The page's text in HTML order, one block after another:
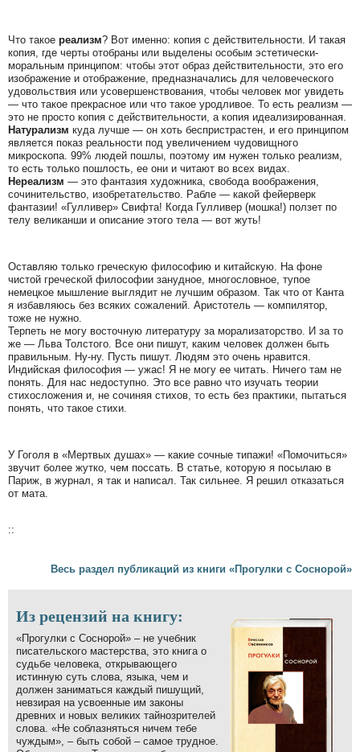
Что такое реализм? Вот именно: копия с действительности. И такая
копия, где черты отобраны или выделены особым эстетически-
моральным принципом: чтобы этот образ действительности, это его
изображение и отображение, предназначались для человеческого
удовольствия или усовершенствования, чтобы человек мог увидеть
— что такое прекрасное или что такое уродливое. То есть реализм —
это не просто копия с действительности, а копия идеализированная.
Натурализм куда лучше — он хоть беспристрастен, и его принципом
является показ реальности под увеличением чудовищного
микроскопа. 99% людей пошлы, поэтому им нужен только реализм,
то есть только пошлость, ее они и читают во всех видах.
Нереализм — это фантазия художника, свобода воображения,
сочинительство, изобретательство. Рабле — какой фейерверк
фантазии! «Гулливер» Свифта! Когда Гулливер (мошка!) ползет по
телу великанши и описание этого тела — вот жуть!
Оставляю только греческую философию и китайскую. На фоне
чистой греческой философии занудное, многословное, тупое
немецкое мышление выглядит не лучшим образом. Так что от Канта
я избавляюсь без всяких сожалений. Аристотель — компилятор,
тоже не нужно.
Терпеть не могу восточную литературу за морализаторство. И за то
же — Льва Толстого. Все они пишут, каким человек должен быть
правильным. Ну-ну. Пусть пишут. Людям это очень нравится.
Индийская философия — ужас! Я не могу ее читать. Ничего там не
понять. Для нас недоступно. Это все равно что изучать теории
стихосложения и, не сочиняя стихов, то есть без практики, пытаться
понять, что такое стихи.
У Гоголя в «Мертвых душах» — какие сочные типажи! «Помочиться»
звучит более жутко, чем поссать. В статье, которую я посылаю в
Париж, в журнал, я так и написал. Так сильнее. Я решил отказаться
от мата.
::
Весь раздел публикаций из книги «Прогулки с Соснорой»
Из рецензий на книгу:
«Прогулки с Соснорой» – не учебник
писательского мастерства, это книга о
судьбе человека, открывающего
истинную суть слова, языка, чем и
должен заниматься каждый пишущий,
невзирая на усвоенные им законы
древних и новых великих тайнозрителей
слова. «Не соблазняться ничем тебе
чуждым», – быть собой – самое трудное.